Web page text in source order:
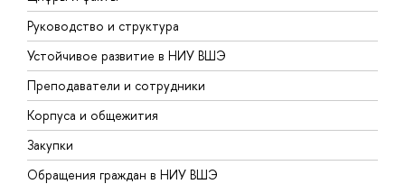
Руководство и структура
Устойчивое развитие в НИУ ВШЭ
Преподаватели и сотрудники
Корпуса и общежития
Закупки
Обращения граждан в НИУ ВШЭ